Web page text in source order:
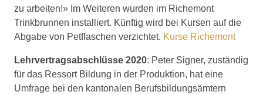
zu arbeiten!» Im Weiteren wurden im Richemont
Trinkbrunnen installiert. Künftig wird bei Kursen auf die
Abgabe von Petflaschen verzichtet. Kurse Richemont
Lehrvertragsabschlüsse 2020: Peter Signer, zuständig
für das Ressort Bildung in der Produktion, hat eine
Umfrage bei den kantonalen Berufsbildungsämtern